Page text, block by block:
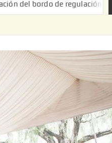
regulación en el Ejido de